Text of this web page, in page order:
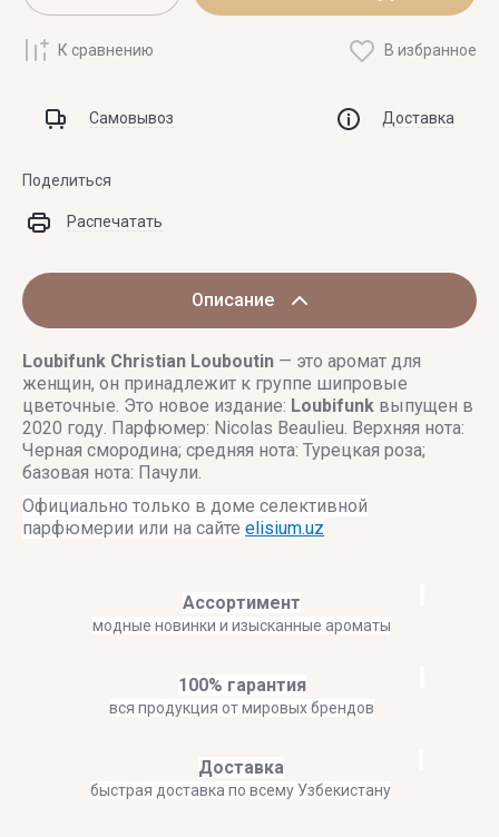
К сравнению В избранное
Самовывоз Доставка
Поделиться
Распечатать
Описание
Loubifunk Christian Louboutin — это аромат для
женщин, он принадлежит к группе шипровые
цветочные. Это новое издание: Loubifunk выпущен в
2020 году. Парфюмер: Nicolas Beaulieu. Верхняя нота:
Черная смородина; средняя нота: Турецкая роза;
базовая нота: Пачули.
Официально только в доме селективной
парфюмерии или на сайте elisium.uz
Ассортимент
модные новинки и изысканные ароматы
100% гарантия
вся продукция от мировых брендов
Доставка
быстрая доставка по всему Узбекистану